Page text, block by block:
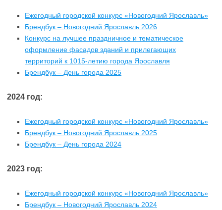
Ежегодный городской конкурс «Новогодний Ярославль»
Брендбук – Новогодний Ярославль 2026
Конкурс на лучшее праздничное и тематическое
оформление фасадов зданий и прилегающих
территорий к 1015-летию города Ярославля
Брендбук – День города 2025
2024 год:
Ежегодный городской конкурс «Новогодний Ярославль»
Брендбук – Новогодний Ярославль 2025
Брендбук – День города 2024
2023 год:
Ежегодный городской конкурс «Новогодний Ярославль»
Брендбук – Новогодний Ярославль 2024